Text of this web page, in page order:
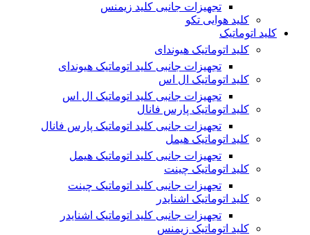
تجهیزات جانبی کلید زیمنس
کلید هوایی تکو
کلید اتوماتیک
کلید اتوماتیک هیوندای
تجهیزات جانبی کلید اتوماتیک هیوندای
کلید اتوماتیک ال اس
تجهیزات جانبی کلید اتوماتیک ال اس
کلید اتوماتیک پارس فانال
تجهیزات جانبی کلید اتوماتیک پارس فانال
کلید اتوماتیک هیمل
تجهیزات جانبی کلید اتوماتیک هیمل
کلید اتوماتیک چینت
تجهیزات جانبی کلید اتوماتیک چینت
کلید اتوماتیک اشنایدر
تجهیزات جانبی کلید اتوماتیک اشنایدر
کلید اتوماتیک زیمنس